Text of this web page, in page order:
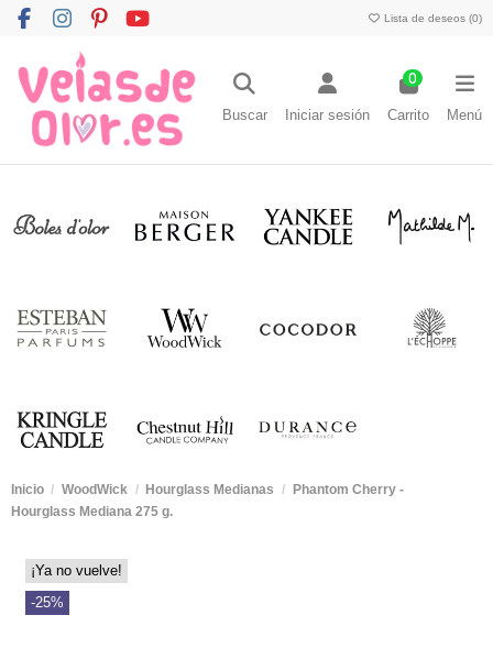
Lista de deseos (0)
Buscar Iniciar sesión
0
Carrito Menú
Inicio WoodWick Hourglass Medianas
Phantom Cherry -
Hourglass Mediana 275 g.
¡Ya no vuelve!
-25%